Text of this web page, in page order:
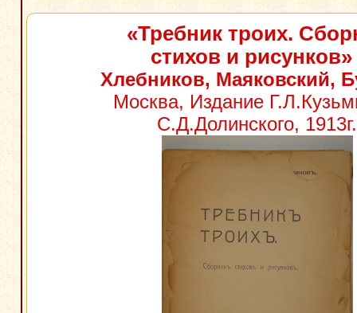
«Требник троих.
стихов и рисунков»
Хлебников, Маяковский,
Москва, Издание
С.Д.Долинского, 1913г.